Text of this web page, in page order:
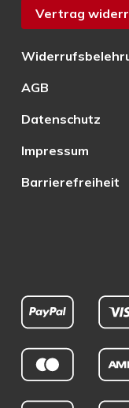
Vertrag
AGB
Datenschutz
Impressum
Barrierefreiheit